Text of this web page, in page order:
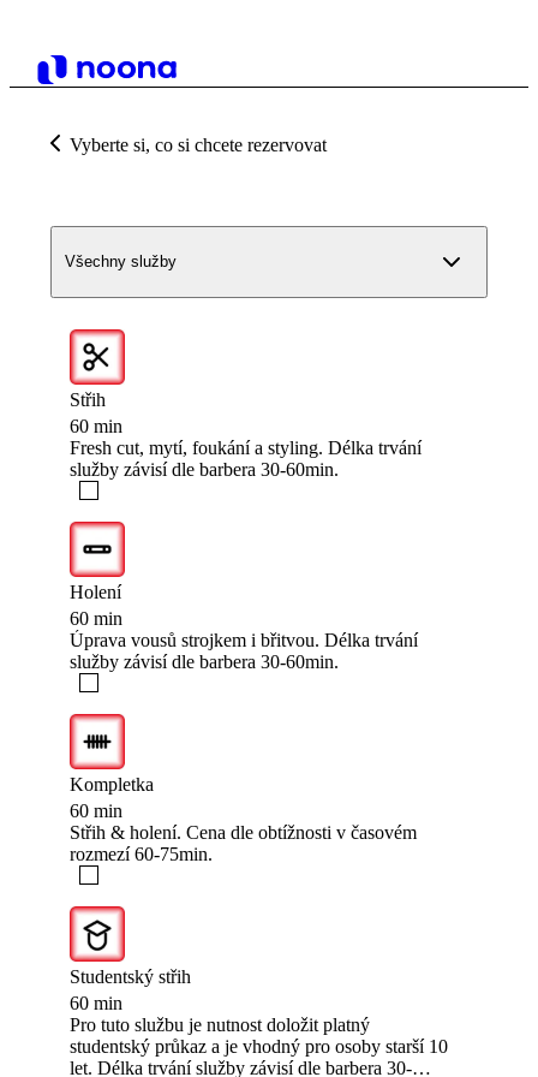
Vyberte si, co si chcete rezervovat
Všechny služby
Střih
60 min
Fresh cut, mytí, foukání a styling. Délka trvání
služby závisí dle barbera 30-60min.
Holení
60 min
Úprava vousů strojkem i břitvou. Délka trvání
služby závisí dle barbera 30-60min.
Kompletka
60 min
Střih & holení. Cena dle obtížnosti v časovém
rozmezí 60-75min.
Studentský střih
60 min
Pro tuto službu je nutnost doložit platný
studentský průkaz a je vhodný pro osoby starší 10
let. Délka trvání služby závisí dle barbera 30-